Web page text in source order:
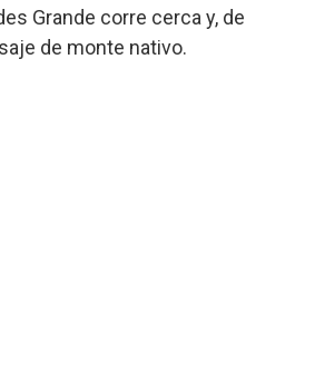
Grande corre cerca y, de
de monte nativo.